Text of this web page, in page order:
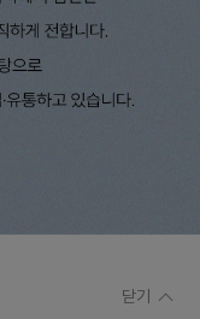
닫기